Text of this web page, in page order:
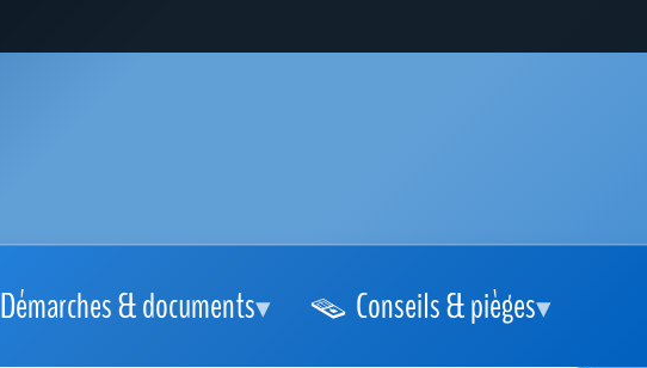
Démarches & documents Conseils & pièges